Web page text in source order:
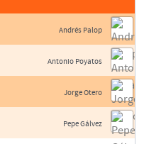
Andrés Palop
Antonio Poyatos
Jorge Otero
Pepe Gálvez